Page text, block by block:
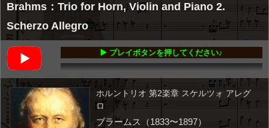
Brahms：Trio for Horn, Violin and Piano 2.
Scherzo Allegro
▶️ プレイボタンを押してください♪
ホルントリオ 第2楽章 スケルツォ アレグ
ロ
ブラームス（1833〜1897）